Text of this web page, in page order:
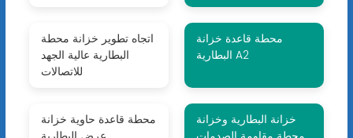
اتجاه تطوير خزانة محطة
البطارية عالية الجهد
للاتصالات
محطة قاعدة خزانة
البطارية A2
محطة قاعدة حاوية خزانة
خزانة البطارية وخزانة